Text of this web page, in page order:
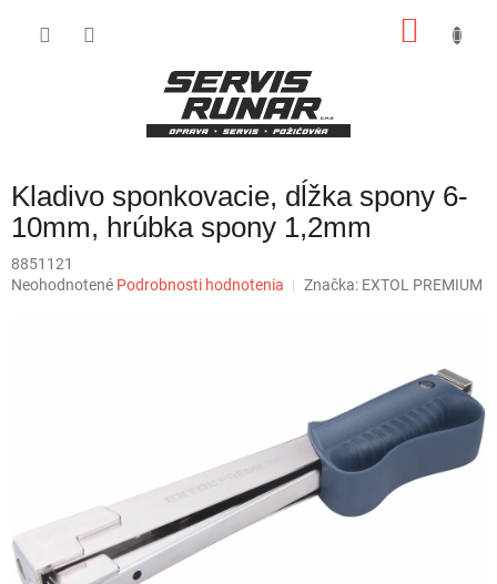
Kladivo sponkovacie, dĺžka spony 6-
10mm, hrúbka spony 1,2mm
8851121
Priemerné
Neohodnotené Podrobnosti hodnotenia Značka: EXTOL PREMIUM